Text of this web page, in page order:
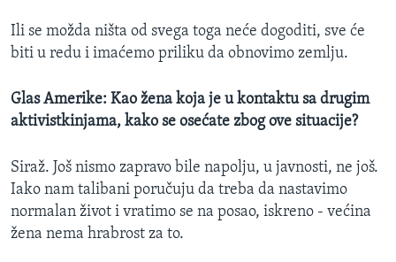
Ili se možda ništa od svega toga neće dogoditi, sve će
biti u redu i imaćemo priliku da obnovimo zemlju.
Glas Amerike: Kao žena koja je u kontaktu sa drugim
aktivistkinjama, kako se osećate zbog ove situacije?
Siraž. Još nismo zapravo bile napolju, u javnosti, ne još.
Iako nam talibani poručuju da treba da nastavimo
normalan život i vratimo se na posao, iskreno - većina
žena nema hrabrost za to.